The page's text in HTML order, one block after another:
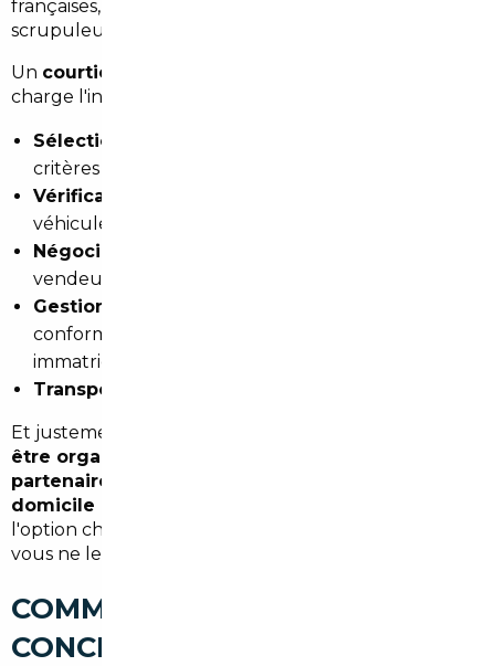
françaises, ou simplement un vendeur étranger peu
scrupuleux.
Un courtier automobile professionnel
charge l'intégralité du processus :
Sélection rigoureuse du véhicule
critères et votre budget
Vérification de l'historique et de l'état réel
véhicule (rapport détaillé, kilométrage certifié)
Négociation du prix
vendeur ou le réseau étranger
Gestion administrative complète
conformité, dédouanement si nécessaire,
immatriculation française
Transport et livraison
Et justement, sur ce dernier point : la
être organisée directement à l'agence
partenaire
domicile dans le 19ème
l'option choisie. Vous n'avez pas à vous déplacer si
vous ne le souhaitez pas.
COMMENT SE DÉROULE
CONCRÈTEMENT VOTRE